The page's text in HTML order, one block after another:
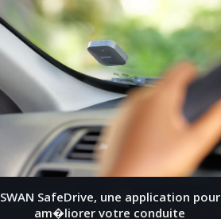
SWAN SafeDrive, une application pour
am�liorer votre conduite